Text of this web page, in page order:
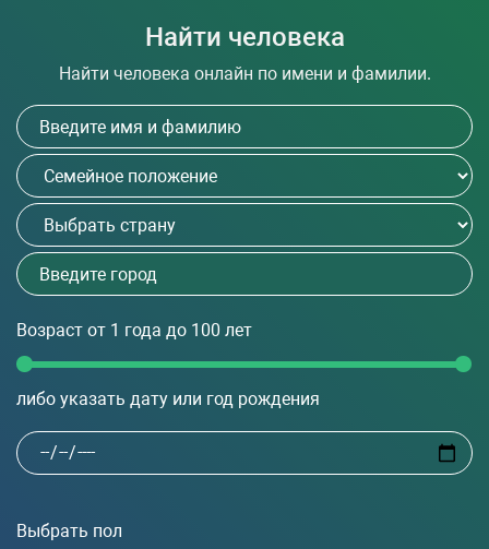
Найти человека
Найти человека онлайн по имени и фамилии.
Возраст от 1 года до 100 лет
либо указать дату или год рождения
Выбрать пол